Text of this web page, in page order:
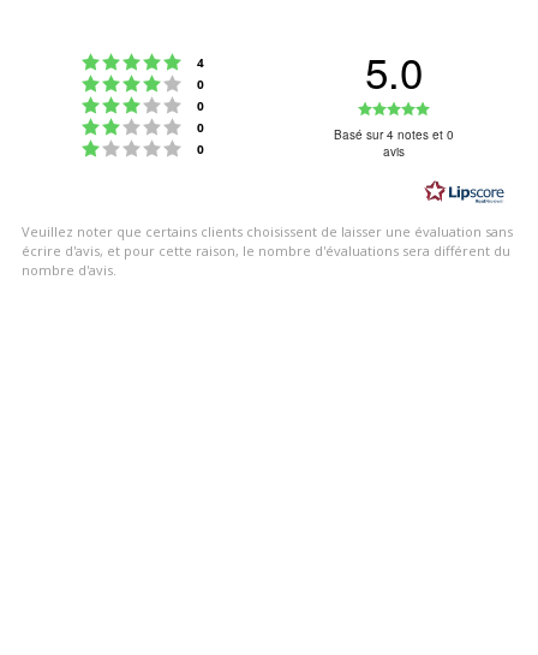
Note : 5 étoiles sur 5
4
Note : 4 étoiles sur 5
0
Note : 3 étoiles sur 5
0
Note : 2 étoiles sur 5
0
Note : 1 étoiles sur 5
0
5.0
:
étoiles
sur
5
Basé sur 4 notes et 0
avis
Veuillez noter que certains clients choisissent de laisser une évaluation sans
écrire d'avis, et pour cette raison, le nombre d'évaluations sera différent du
nombre d'avis.